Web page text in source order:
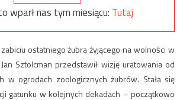
wparł nas tym miesiącu: Tutaj
ostatniego żubra żyjącego na wolności w
Sztolcman przedstawił wizję uratowania od
w ogrodach zoologicznych żubrów. Stała się
gatunku w kolejnych dekadach – początkowo